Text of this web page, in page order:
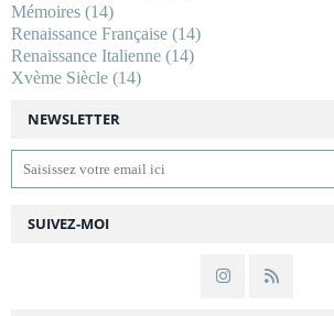
NEWSLETTER
SUIVEZ-MOI
Mémoires (14)
Renaissance Française (14)
Renaissance Italienne (14)
Xvème Siècle (14)